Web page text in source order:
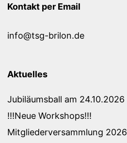
Kontakt per Email
info@tsg-brilon.de
Aktuelles
Jubiläumsball am 24.10.2026
!!!Neue Workshops!!!
Mitgliederversammlung 2026